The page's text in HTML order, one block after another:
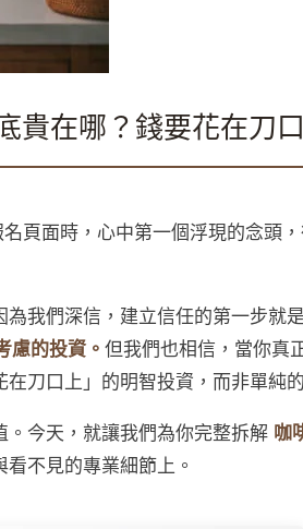
貴在哪？錢要花在刀
頁面時，心中第一個浮現的念頭
我們深信，建立信任的第一步就
慮的投資。但我們也相信，當你真
刀口上」的明智投資，而非單純
今天，就讓我們為你完整拆解 咖
不見的專業細節上。